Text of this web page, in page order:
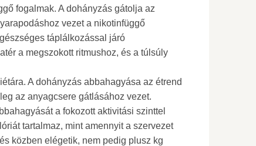
fogalmak. A dohányzás gátolja az
vezet a nikotinfüggő
táplálkozással járó
a megszokott ritmushoz, és a túlsúly
A dohányzás abbahagyása az étrend
az anyagcsere gátlásához vezet.
a fokozott aktivitási szinttel
tartalmaz, mint amennyit a szervezet
közben elégetik, nem pedig plusz kg